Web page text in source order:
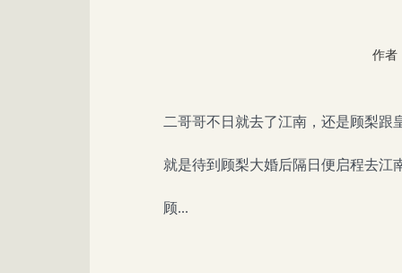
作者
二哥哥不日就去了江南，还是顾梨跟
就是待到顾梨大婚后隔日便启程去江
顾...